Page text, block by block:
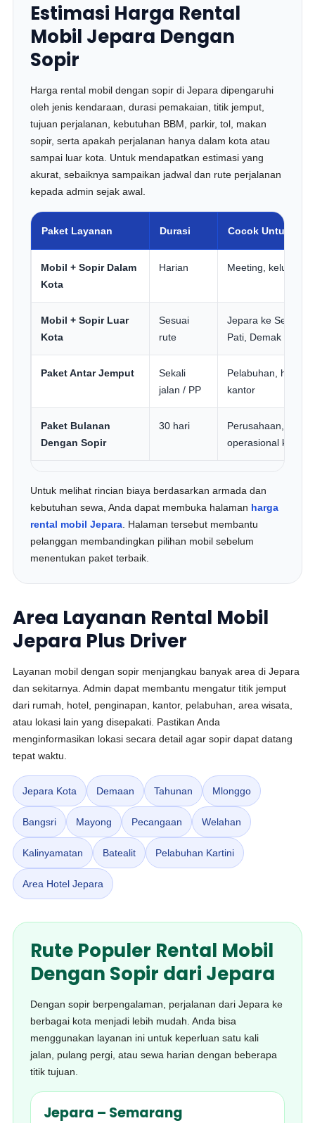
Estimasi Harga Rental
Mobil Jepara Dengan
Sopir
Harga rental mobil dengan sopir di Jepara dipengaruhi
oleh jenis kendaraan, durasi pemakaian, titik jemput,
tujuan perjalanan, kebutuhan BBM, parkir, tol, makan
sopir, serta apakah perjalanan hanya dalam kota atau
sampai luar kota. Untuk mendapatkan estimasi yang
akurat, sebaiknya sampaikan jadwal dan rute perjalanan
kepada admin sejak awal.
Paket Layanan Durasi Cocok Untuk
Mobil + Sopir Dalam
Kota
Harian Meeting, keluarga,
Mobil + Sopir Luar
Kota
Sesuai
rute
Jepara ke
Pati, Demak
Paket Antar Jemput
Sekali
jalan / PP
Pelabuhan, hotel,
kantor
Paket Bulanan
Dengan Sopir
30 hari
Perusahaan,
operasional kantor
Untuk melihat rincian biaya berdasarkan armada dan
kebutuhan sewa, Anda dapat membuka halaman harga
rental mobil Jepara . Halaman tersebut membantu
pelanggan membandingkan pilihan mobil sebelum
menentukan paket terbaik.
Area Layanan Rental Mobil
Jepara Plus Driver
Layanan mobil dengan sopir menjangkau banyak area di Jepara
dan sekitarnya. Admin dapat membantu mengatur titik jemput
dari rumah, hotel, penginapan, kantor, pelabuhan, area wisata,
atau lokasi lain yang disepakati. Pastikan Anda
menginformasikan lokasi secara detail agar sopir dapat datang
tepat waktu.
Jepara Kota Demaan Tahunan Mlonggo
Bangsri Mayong Pecangaan Welahan
Kalinyamatan Batealit Pelabuhan Kartini
Area Hotel Jepara
Rute Populer Rental Mobil
Dengan Sopir dari Jepara
Dengan sopir berpengalaman, perjalanan dari Jepara ke
berbagai kota menjadi lebih mudah. Anda bisa
menggunakan layanan ini untuk keperluan satu kali
jalan, pulang pergi, atau sewa harian dengan beberapa
titik tujuan.
Jepara – Semarang